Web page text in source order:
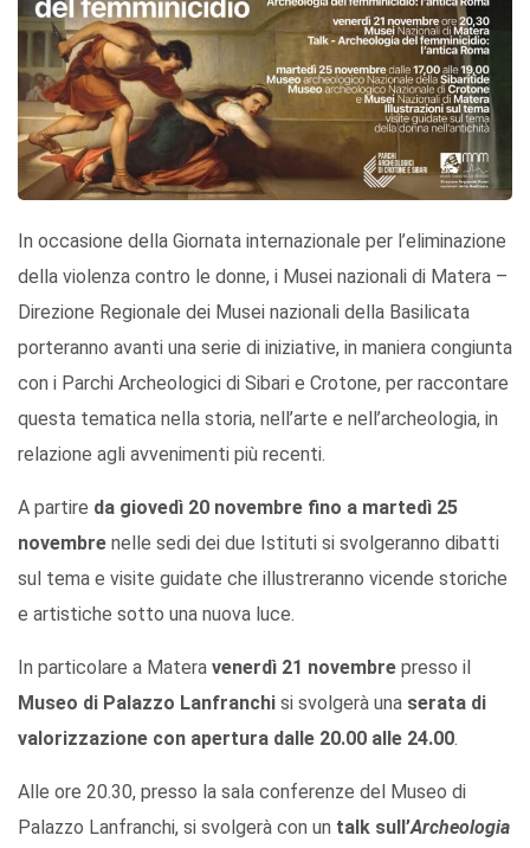
In occasione della Giornata internazionale per l’eliminazione
della violenza contro le donne, i Musei nazionali di Matera –
Direzione Regionale dei Musei nazionali della Basilicata
porteranno avanti una serie di iniziative, in maniera congiunta
con i Parchi Archeologici di Sibari e Crotone, per raccontare
questa tematica nella storia, nell’arte e nell’archeologia, in
relazione agli avvenimenti più recenti.
A partire da giovedì 20 novembre fino a martedì 25
novembre nelle sedi dei due Istituti si svolgeranno dibatti
sul tema e visite guidate che illustreranno vicende storiche
e artistiche sotto una nuova luce.
In particolare a Matera venerdì 21 novembre presso il
Museo di Palazzo Lanfranchi si svolgerà una serata di
valorizzazione con apertura dalle 20.00 alle 24.00.
Alle ore 20.30, presso la sala conferenze del Museo di
Palazzo Lanfranchi, si svolgerà con un talk sull’Archeologia